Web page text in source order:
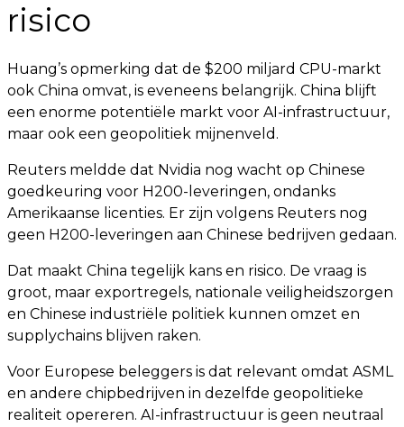
risico
Huang’s opmerking dat de $200 miljard CPU-markt
ook China omvat, is eveneens belangrijk. China blijft
een enorme potentiële markt voor AI-infrastructuur,
maar ook een geopolitiek mijnenveld.
Reuters meldde dat Nvidia nog wacht op Chinese
goedkeuring voor H200-leveringen, ondanks
Amerikaanse licenties. Er zijn volgens Reuters nog
geen H200-leveringen aan Chinese bedrijven gedaan.
Dat maakt China tegelijk kans en risico. De vraag is
groot, maar exportregels, nationale veiligheidszorgen
en Chinese industriële politiek kunnen omzet en
supplychains blijven raken.
Voor Europese beleggers is dat relevant omdat ASML
en andere chipbedrijven in dezelfde geopolitieke
realiteit opereren. AI-infrastructuur is geen neutraal